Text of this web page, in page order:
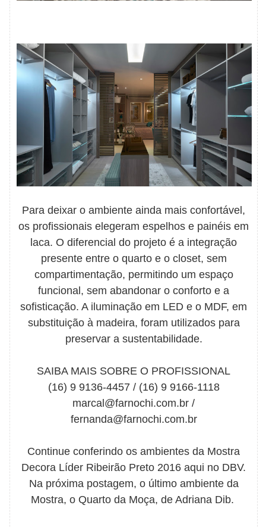
Para deixar o ambiente ainda mais confortável,
os profissionais elegeram espelhos e painéis em
laca. O diferencial do projeto é a integração
presente entre o quarto e o closet, sem
compartimentação, permitindo um espaço
funcional, sem abandonar o conforto e a
sofisticação. A iluminação em LED e o MDF, em
substituição à madeira, foram utilizados para
preservar a sustentabilidade.
SAIBA MAIS SOBRE O PROFISSIONAL
(16) 9 9136-4457 / (16) 9 9166-1118
marcal@farnochi.com.br /
fernanda@farnochi.com.br
Continue conferindo os ambientes da Mostra
Decora Líder Ribeirão Preto 2016 aqui no DBV.
Na próxima postagem, o último ambiente da
Mostra, o Quarto da Moça, de Adriana Dib.